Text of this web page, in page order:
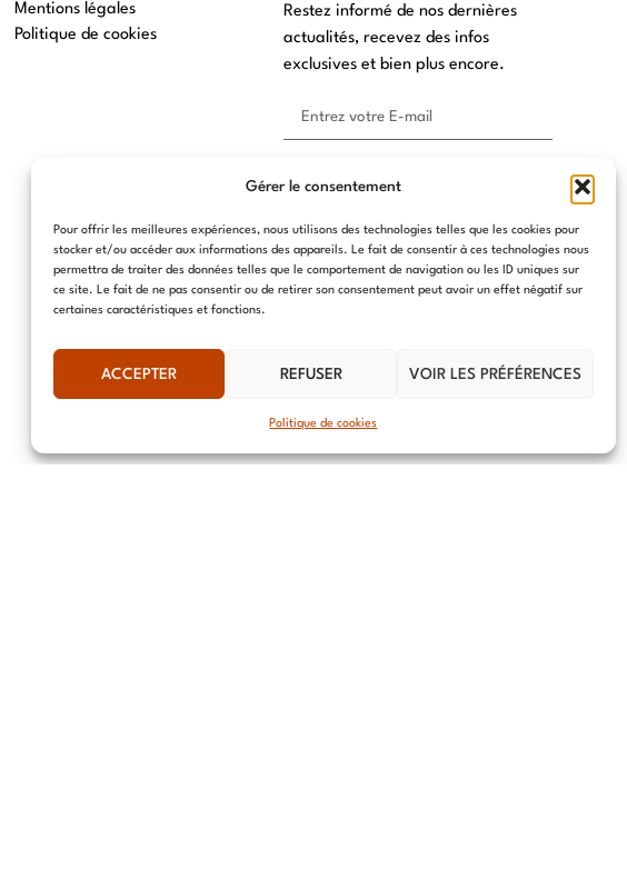
Gérer le consentement
Pour offrir les meilleures expériences, nous utilisons des technologies telles que les cookies pour
stocker et/ou accéder aux informations des appareils. Le fait de consentir à ces technologies nous
permettra de traiter des données telles que le comportement de navigation ou les ID uniques sur
ce site. Le fait de ne pas consentir ou de retirer son consentement peut avoir un effet négatif sur
certaines caractéristiques et fonctions.
ACCEPTER REFUSER VOIR LES PRÉFÉRENCES
Politique de cookies
Mentions légales
Politique de cookies
Restez informé de nos dernières
actualités, recevez des infos
exclusives et bien plus encore.